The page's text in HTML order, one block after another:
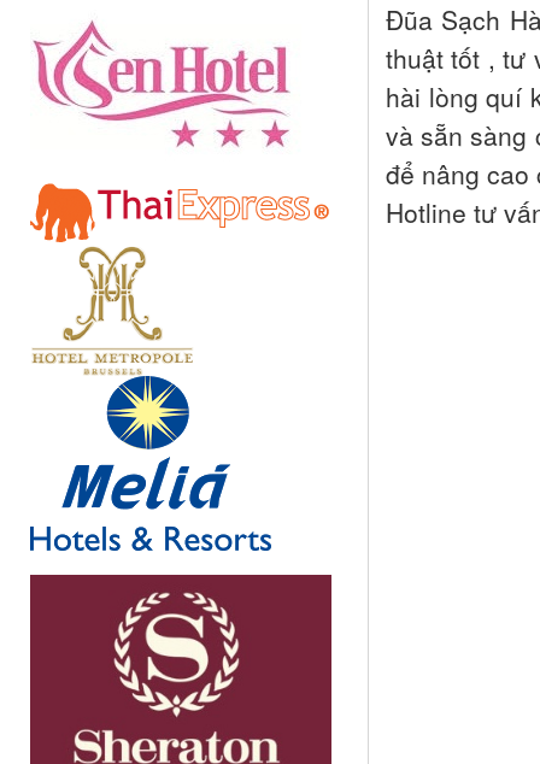
Đũa Sạch
thuật tốt , tư
hài lòng quí
và sẵn sàng
để nâng cao
Hotline tư